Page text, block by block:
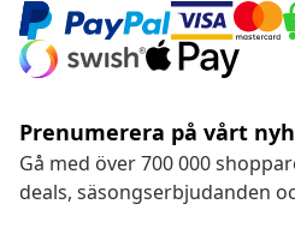
Prenumerera på vårt
Gå med över 700 000
deals, säsongserbjudanden